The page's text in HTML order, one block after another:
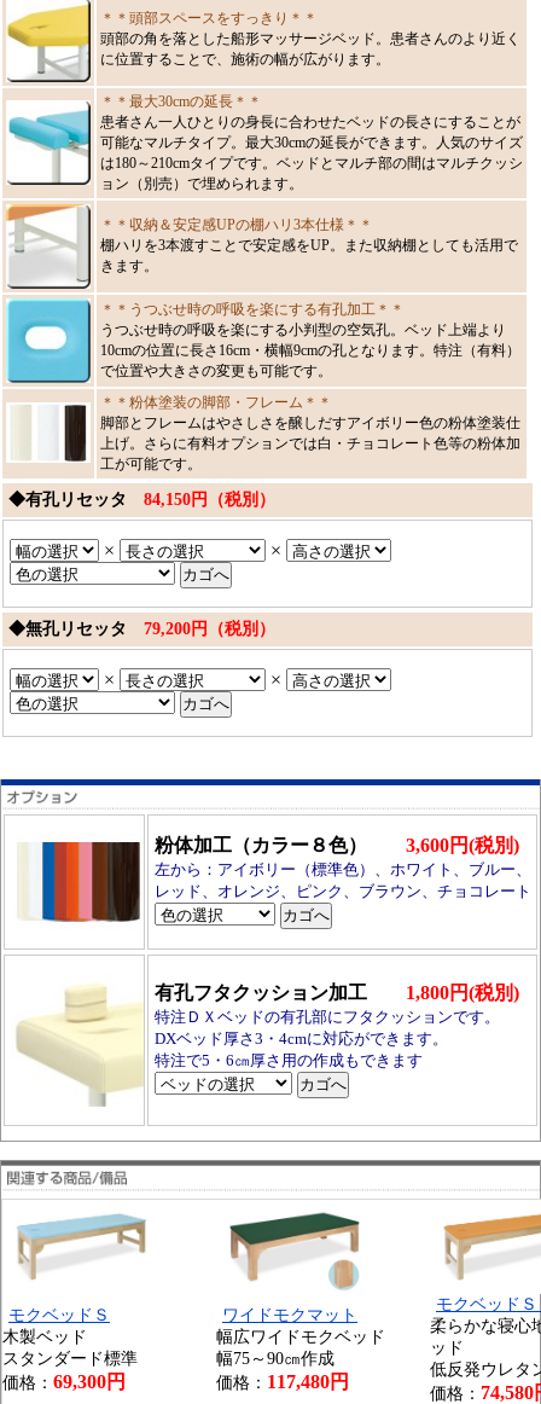
＊＊頭部スペースをすっきり＊＊
頭部の角を落とした船形マッサージベッド。患者さんのより近く
に位置することで、施術の幅が広がります。
＊＊最大30cmの延長＊＊
患者さん一人ひとりの身長に合わせたベッドの長さにすることが
可能なマルチタイプ。最大30cmの延長ができます。人気のサイズ
は180～210cmタイプです。ベッドとマルチ部の間はマルチクッシ
ョン（別売）で埋められます。
＊＊収納＆安定感UPの棚ハリ3本仕様＊＊
棚ハリを3本渡すことで安定感をUP。また収納棚としても活用で
きます。
＊＊うつぶせ時の呼吸を楽にする有孔加工＊＊
うつぶせ時の呼吸を楽にする小判型の空気孔。ベッド上端より
10cmの位置に長さ16cm・横幅9cmの孔となります。特注（有料）
で位置や大きさの変更も可能です。
＊＊粉体塗装の脚部・フレーム＊＊
脚部とフレームはやさしさを醸しだすアイボリー色の粉体塗装仕
上げ。さらに有料オプションでは白・チョコレート色等の粉体加
工が可能です。
◆有孔リセッタ 84,150円（税別）
× ×
◆無孔リセッタ 79,200円（税別）
× ×
粉体加工（カラー８色） 3,600円(税別)
左から：アイボリー（標準色）、ホワイト、ブルー、
レッド、オレンジ、ピンク、ブラウン、チョコレート
有孔フタクッション加工 1,800円(税別)
特注ＤＸベッドの有孔部にフタクッションです。
DXベッド厚さ3・4cmに対応ができます。
特注で5・6㎝厚さ用の作成もできます
モクベッドＳ
木製ベッド
スタンダード標準
価格： 69,300円
ワイドモクマット
幅広ワイドモクベッド
幅75～90㎝作成
価格： 117,480円
モクベッドＳ
柔らかな寝心
ッド
低反発ウレタ
価格： 74,580